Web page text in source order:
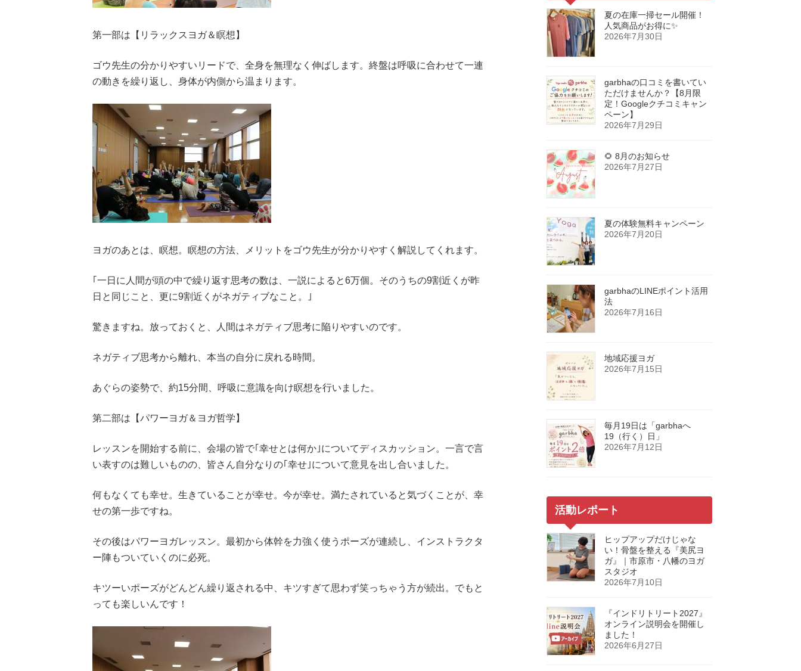
第一部は【リラックスヨガ＆瞑想】
ゴウ先生の分かりやすいリードで、全身を無理なく伸ばします。終盤は呼吸に合わせて一連
の動きを繰り返し、身体が内側から温まります。
ヨガのあとは、瞑想。瞑想の方法、メリットをゴウ先生が分かりやすく解説してくれます。
｢一日に人間が頭の中で繰り返す思考の数は、一説によると6万個。そのうちの9割近くが昨
日と同じこと、更に9割近くがネガティブなこと。｣
驚きますね。放っておくと、人間はネガティブ思考に陥りやすいのです。
ネガティブ思考から離れ、本当の自分に戻れる時間。
あぐらの姿勢で、約15分間、呼吸に意識を向け瞑想を行いました。
第二部は【パワーヨガ＆ヨガ哲学】
レッスンを開始する前に、会場の皆で｢幸せとは何か｣についてディスカッション。一言で言
い表すのは難しいものの、皆さん自分なりの｢幸せ｣について意見を出し合いました。
何もなくても幸せ。生きていることが幸せ。今が幸せ。満たされていると気づくことが、幸
せの第一歩ですね。
その後はパワーヨガレッスン。最初から体幹を力強く使うポーズが連続し、インストラクタ
ー陣もついていくのに必死。
キツーいポーズがどんどん繰り返される中、キツすぎて思わず笑っちゃう方が続出。でもと
っても楽しいんです！
夏の在庫一掃セール開催！
人気商品がお得に✨
2026年7月30日
garbhaの口コミを書いてい
ただけませんか？【8月限
定！Googleクチコミキャン
ペーン】
2026年7月29日
🌻 8月のお知らせ
2026年7月27日
夏の体験無料キャンペーン
2026年7月20日
garbhaのLINEポイント活用
法
2026年7月16日
地域応援ヨガ
2026年7月15日
毎月19日は「garbhaへ
19（行く）日」
2026年7月12日
活動レポート
ヒップアップだけじゃな
い！骨盤を整える『美尻ヨ
ガ』｜市原市・八幡のヨガ
スタジオ
2026年7月10日
『インドリトリート2027』
オンライン説明会を開催し
ました！
2026年6月27日